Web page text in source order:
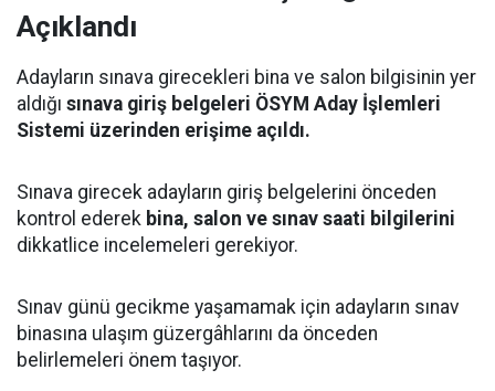
Açıklandı
Adayların sınava girecekleri bina ve salon bilgisinin yer
aldığı sınava giriş belgeleri ÖSYM Aday İşlemleri
Sistemi üzerinden erişime açıldı.
Sınava girecek adayların giriş belgelerini önceden
kontrol ederek bina, salon ve sınav saati bilgilerini
dikkatlice incelemeleri gerekiyor.
Sınav günü gecikme yaşamamak için adayların sınav
binasına ulaşım güzergâhlarını da önceden
belirlemeleri önem taşıyor.